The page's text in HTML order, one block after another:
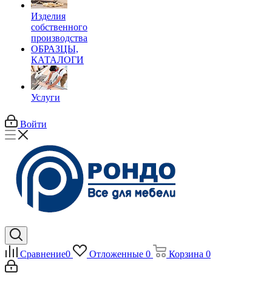
Изделия
собственного
производства
ОБРАЗЦЫ,
КАТАЛОГИ
Услуги
Войти
Сравнение0 Отложенные 0 Корзина 0